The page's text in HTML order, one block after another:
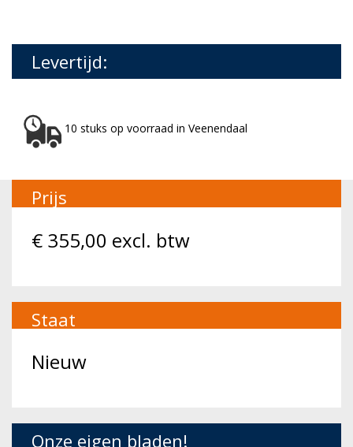
Levertijd:
10 stuks op voorraad in Veenendaal
Prijs
€ 355,00 excl. btw
Staat
Nieuw
Onze eigen bladen!